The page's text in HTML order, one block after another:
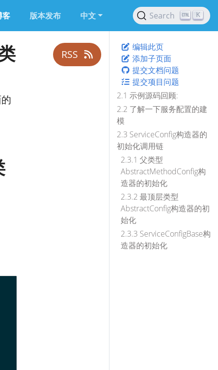
客 版本发布 中文 Search K
编辑此页
添加子页面
提交文档问题
提交项目问题
2.1 示例源码回顾:
2.2 了解一下服务配置的建
模
2.3 ServiceConfig构造器的
初始化调用链
2.3.1 父类型
AbstractMethodConfig构
造器的初始化
2.3.2 最顶层类型
AbstractConfig构造器的初
始化
2.3.3 ServiceConfigBase构
造器的初始化
RSS